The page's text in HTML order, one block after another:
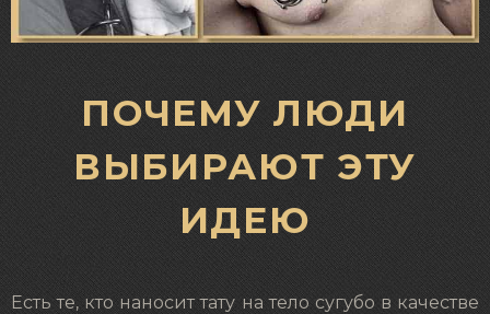
ПОЧЕМУ ЛЮДИ
ВЫБИРАЮТ ЭТУ
ИДЕЮ
Есть те, кто наносит тату на тело сугубо в качестве